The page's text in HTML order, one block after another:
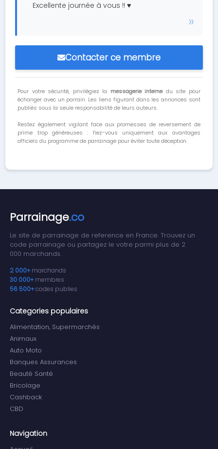
Excellente journée à vous !! ♥
Contacter ce membre
Pour votre sécurité, privilégiez la messagerie internedu site pour
échanger avec un parrain. Les liens figurant dans les annonces sont
publiés sous la seule responsabilité de leurs auteurs.
Restez également vigilant face aux promesses de reversement de
prime trop généreuses : fiez-vous uniquement aux avantages
officiels du programme de parrainage pour éviter toute déception.
Parrainage.co
Le site de parrainage de reference en France. Trouvez un
code parrainage ou partagez le votre parmi plus de 2
000 marchands.
2 000+ marchands
30 000+ membres
56 500+codes publies
Categories populaires
Alimentation, Supermarchés
Animaux
Auto Moto
Banques Assurances
Beauté Santé
Bricolage
Cashback
CBD
Navigation